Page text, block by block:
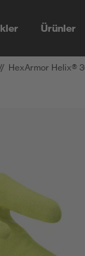
Ürünler
HexArmor Helix®